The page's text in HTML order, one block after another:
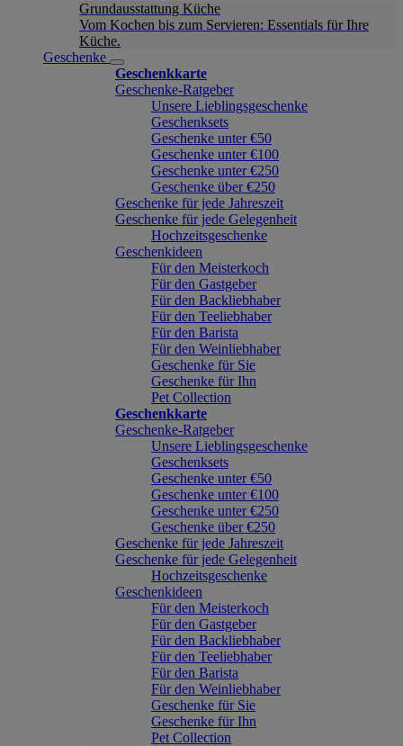
Grundausstattung Küche
Vom Kochen bis zum Servieren: Essentials für Ihre
Küche.
Geschenke
Geschenkkarte
Geschenke-Ratgeber
Unsere Lieblingsgeschenke
Geschenksets
Geschenke unter €50
Geschenke unter €100
Geschenke unter €250
Geschenke über €250
Geschenke für jede Jahreszeit
Geschenke für jede Gelegenheit
Hochzeitsgeschenke
Geschenkideen
Für den Meisterkoch
Für den Gastgeber
Für den Backliebhaber
Für den Teeliebhaber
Für den Barista
Für den Weinliebhaber
Geschenke für Sie
Geschenke für Ihn
Pet Collection
Geschenkkarte
Geschenke-Ratgeber
Unsere Lieblingsgeschenke
Geschenksets
Geschenke unter €50
Geschenke unter €100
Geschenke unter €250
Geschenke über €250
Geschenke für jede Jahreszeit
Geschenke für jede Gelegenheit
Hochzeitsgeschenke
Geschenkideen
Für den Meisterkoch
Für den Gastgeber
Für den Backliebhaber
Für den Teeliebhaber
Für den Barista
Für den Weinliebhaber
Geschenke für Sie
Geschenke für Ihn
Pet Collection